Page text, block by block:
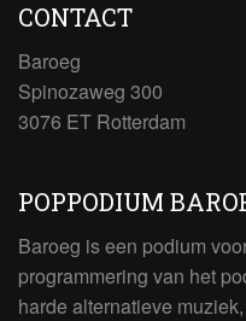
CONTACT
Baroeg
Spinozaweg 300
3076 ET Rotterdam
POPPODIUM
Baroeg is een podium
programmering van het
harde alternatieve